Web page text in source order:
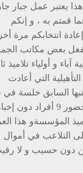
يعتبر عمل جبار
قمتم به ، و إنكم
انتخابكم مرة
بعض مكاتب
و أولياء تلاميذ
التي أعادت
السابق خلسة في
غشت و بحضور 9 أفراد دون
المؤسسةو هذا
التلاعب في أموال
دون حسيب و لا